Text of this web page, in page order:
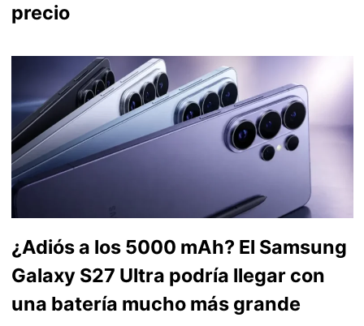
precio
¿Adiós a los 5000 mAh? El Samsung
Galaxy S27 Ultra podría llegar con
una batería mucho más grande